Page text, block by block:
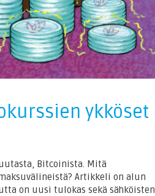
ykköset
Bitcoinista. Mitä
Artikkeli on alun
on uusi tulokas sekä sähköisten